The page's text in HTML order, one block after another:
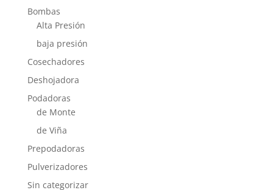
Bombas
Alta Presión
baja presión
Cosechadores
Deshojadora
Podadoras
de Monte
de Viña
Prepodadoras
Pulverizadores
Sin categorizar